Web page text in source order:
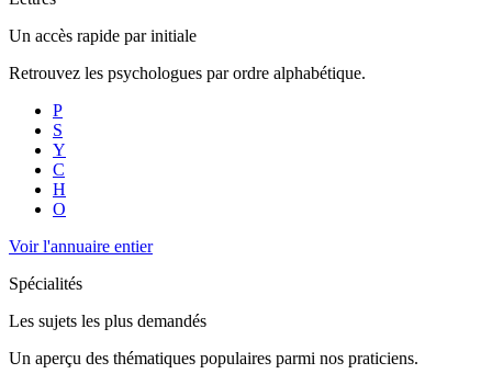
Un accès rapide par initiale
Retrouvez les psychologues par ordre alphabétique.
P
S
Y
C
H
O
Voir l'annuaire entier
Spécialités
Les sujets les plus demandés
Un aperçu des thématiques populaires parmi nos praticiens.